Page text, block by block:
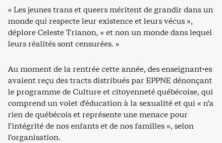
« Les jeunes trans et queers méritent de grandir dans un
monde qui respecte leur existence et leurs vécus »,
déplore Celeste Trianon, « et non un monde dans lequel
leurs réalités sont censurées. »
Au moment de la rentrée cette année, des enseignant·es
avaient reçu des tracts distribués par EPPNE dénonçant
le programme de Culture et citoyenneté québécoise, qui
comprend un volet d’éducation à la sexualité et qui « n’a
rien de québécois et représente une menace pour
l’intégrité de nos enfants et de nos familles », selon
l’organisation.